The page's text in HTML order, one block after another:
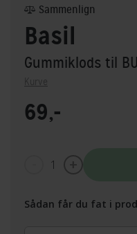
Basil
Gummiklods til
Kurve
Sammenlign
69,-
1
Sådan får du fat i